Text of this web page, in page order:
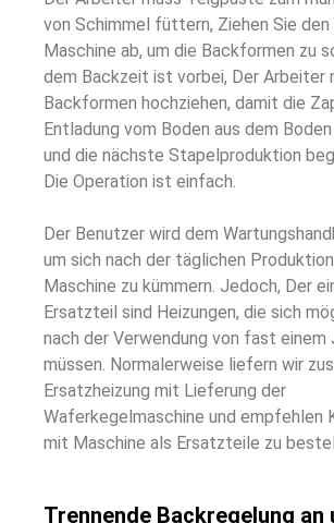
von Schimmel füttern, Ziehen Sie
Maschine ab, um die Backformen zu
dem Backzeit ist vorbei, Der Arbeiter
Backformen hochziehen, damit die
Entladung vom Boden aus dem
und die nächste Stapelproduktion
Die Operation ist einfach.
Der Benutzer wird dem
um sich nach der täglichen
Maschine zu kümmern. Jedoch, Der
Ersatzteil sind Heizungen, die sich
nach der Verwendung von fast einem
müssen. Normalerweise liefern wir
Ersatzheizung mit Lieferung der
Waferkegelmaschine und empfehlen
mit Maschine als Ersatzteile zu
Trennende Backregelung an